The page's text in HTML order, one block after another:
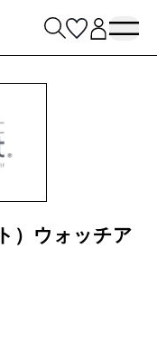
）ウォッチア